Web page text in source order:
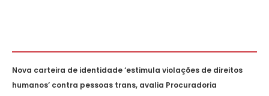
Nova carteira de identidade ‘estimula violações de direitos
humanos’ contra pessoas trans, avalia Procuradoria